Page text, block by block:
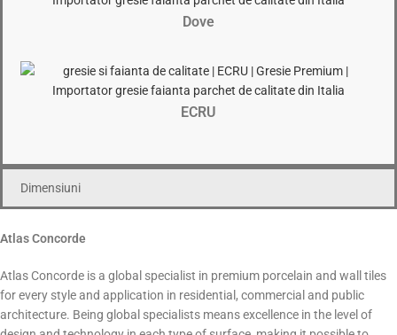
Dove
ECRU
Dimensiuni
Atlas Concorde
Atlas Concorde is a global specialist in premium porcelain and wall tiles
for every style and application in residential, commercial and public
architecture. Being global specialists means excellence in the level of